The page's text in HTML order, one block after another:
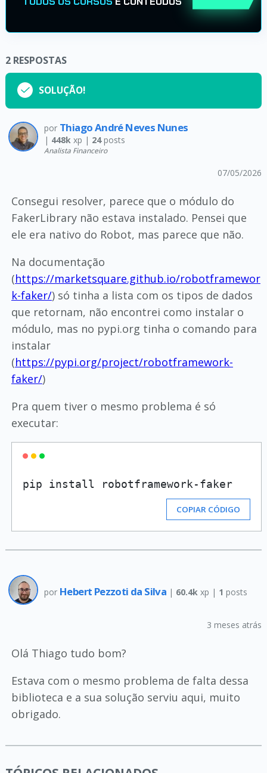
2 RESPOSTAS
SOLUÇÃO!
por Thiago André Neves Nunes
| 448kxp | 24posts
Analista Financeiro
07/05/2026
Consegui resolver, parece que o módulo do
FakerLibrary não estava instalado. Pensei que
ele era nativo do Robot, mas parece que não.
Na documentação
(https://marketsquare.github.io/robotframewor
k-faker/) só tinha a lista com os tipos de dados
que retornam, não encontrei como instalar o
módulo, mas no pypi.org tinha o comando para
instalar
(https://pypi.org/project/robotframework-
faker/)
Pra quem tiver o mesmo problema é só
executar:
pip install robotframework-faker
COPIAR CÓDIGO
por Hebert Pezzoti da Silva | 60.4k xp | 1 posts
3 meses atrás
Olá Thiago tudo bom?
Estava com o mesmo problema de falta dessa
biblioteca e a sua solução serviu aqui, muito
obrigado.